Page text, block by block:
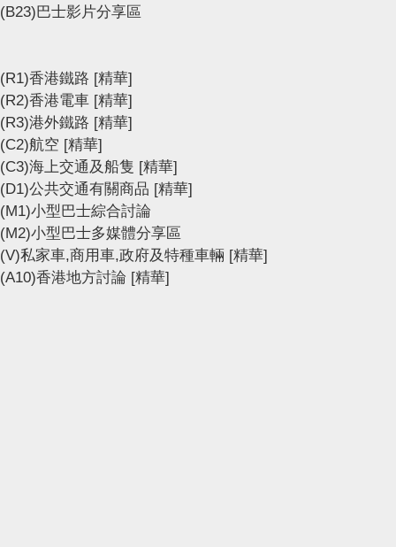
(B23)巴士影片分享區
(R1)香港鐵路 [精華]
(R2)香港電車 [精華]
(R3)港外鐵路 [精華]
(C2)航空 [精華]
(C3)海上交通及船隻 [精華]
(D1)公共交通有關商品 [精華]
(M1)小型巴士綜合討論
(M2)小型巴士多媒體分享區
(V)私家車,商用車,政府及特種車輛 [精華]
(A10)香港地方討論 [精華]